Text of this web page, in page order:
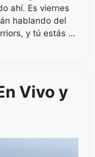
ahí. Es viernes
hablando del
y tú estás …
Vivo y